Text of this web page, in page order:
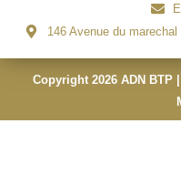
146 Avenue du
Copyright 2026 ADN BTP